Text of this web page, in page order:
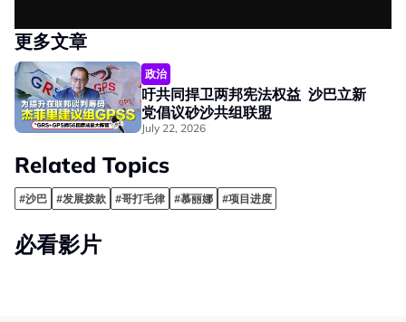
更多文章
政治
吁共同捍卫两邦宪法权益 沙巴立新
党倡议砂沙共组联盟
July 22, 2026
Related Topics
#沙巴 #发展拨款 #哥打毛律 #慕丽娜 #项目进度
必看影片